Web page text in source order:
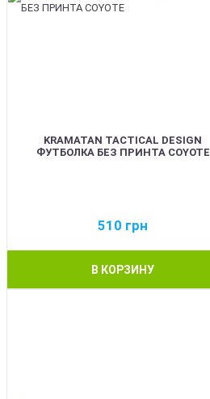
KRAMATAN TACTICAL DESIGN
ФУТБОЛКА БЕЗ ПРИНТА COYOTE
510 грн
В КОРЗИНУ